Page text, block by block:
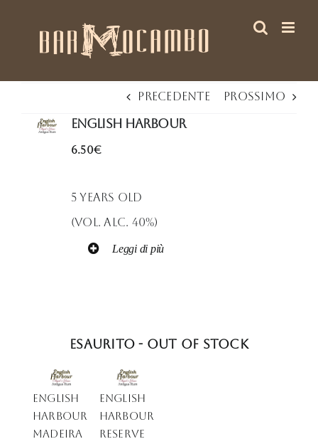
Precedente Prossimo
English Harbour
6.50€
5 Years Old
(Vol. Alc. 40%)
Leggi di più
Esaurito - Out of stock
ENGLISH
HARBOUR
MADEIRA
English
Harbour
Reserve